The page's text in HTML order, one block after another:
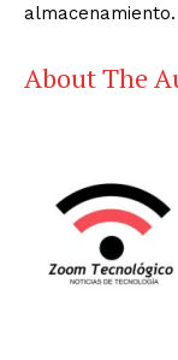
almacenamiento.
About The